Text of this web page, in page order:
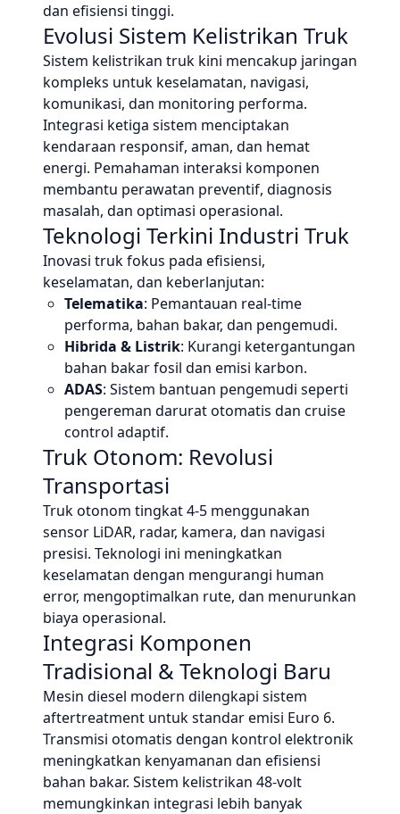
dan efisiensi tinggi.
Evolusi Sistem Kelistrikan Truk
Sistem kelistrikan truk kini mencakup jaringan
kompleks untuk keselamatan, navigasi,
komunikasi, dan monitoring performa.
Integrasi ketiga sistem menciptakan
kendaraan responsif, aman, dan hemat
energi. Pemahaman interaksi komponen
membantu perawatan preventif, diagnosis
masalah, dan optimasi operasional.
Teknologi Terkini Industri Truk
Inovasi truk fokus pada efisiensi,
keselamatan, dan keberlanjutan:
Telematika: Pemantauan real-time
performa, bahan bakar, dan pengemudi.
Hibrida & Listrik: Kurangi ketergantungan
bahan bakar fosil dan emisi karbon.
ADAS: Sistem bantuan pengemudi seperti
pengereman darurat otomatis dan cruise
control adaptif.
Truk Otonom: Revolusi
Transportasi
Truk otonom tingkat 4-5 menggunakan
sensor LiDAR, radar, kamera, dan navigasi
presisi. Teknologi ini meningkatkan
keselamatan dengan mengurangi human
error, mengoptimalkan rute, dan menurunkan
biaya operasional.
Integrasi Komponen
Tradisional & Teknologi Baru
Mesin diesel modern dilengkapi sistem
aftertreatment untuk standar emisi Euro 6.
Transmisi otomatis dengan kontrol elektronik
meningkatkan kenyamanan dan efisiensi
bahan bakar. Sistem kelistrikan 48-volt
memungkinkan integrasi lebih banyak